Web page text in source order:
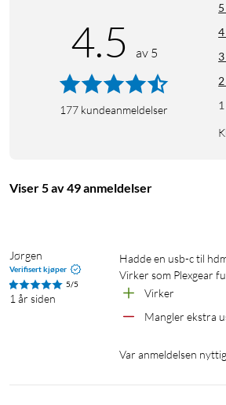
4.5 av 5
177 kundeanmeldelser
Viser 5 av 49 anmeldelser
Jørgen
Verifisert kjøper
5/5
1 år siden
Hadde en usb-c til hdmi adapter kjøpt på Eplehuset, men den hadde problemer med Mac og flere typer kjerner/kabler.
Virker som Plexgear
Virker
Mangler ekstra
Var anmeldelsen